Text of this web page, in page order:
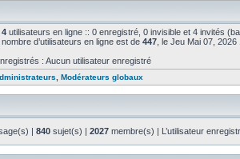
4 utilisateurs en ligne :: 0 enregistré, 0 invisible et 4 invités
d’utilisateurs en ligne est de 447 , le Jeu Mai 07, 2026
: Aucun utilisateur enregistré
Modérateurs globaux
| 840 sujet(s) | 2027 membre(s) | L’utilisateur